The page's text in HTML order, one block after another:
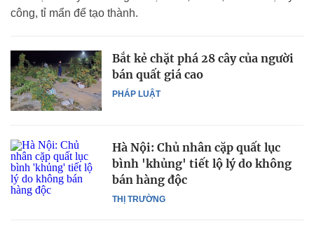
công, tỉ mẩn để tạo thành.
PHÁP LUẬT
Bắt kẻ chặt phá 28 cây của người
bán quất giá cao
THỊ TRƯỜNG
Hà Nội: Chủ nhân cặp quất lục
bình 'khủng' tiết lộ lý do không
bán hàng độc